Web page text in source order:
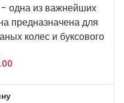
одна из важнейших
предназначена для
колес и буксового